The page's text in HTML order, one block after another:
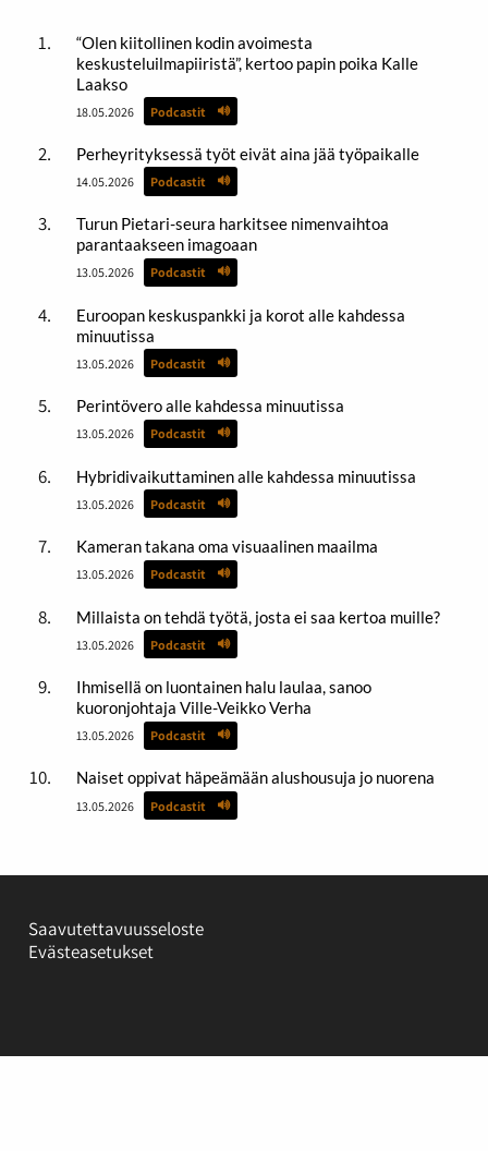
“Olen kiitollinen kodin avoimesta
keskusteluilmapiiristä”, kertoo papin poika Kalle
Laakso
18.05.2026 Podcastit
Perheyrityksessä työt eivät aina jää työpaikalle
14.05.2026 Podcastit
Turun Pietari-seura harkitsee nimenvaihtoa
parantaakseen imagoaan
13.05.2026 Podcastit
Euroopan keskuspankki ja korot alle kahdessa
minuutissa
13.05.2026 Podcastit
Perintövero alle kahdessa minuutissa
13.05.2026 Podcastit
Hybridivaikuttaminen alle kahdessa minuutissa
13.05.2026 Podcastit
Kameran takana oma visuaalinen maailma
13.05.2026 Podcastit
Millaista on tehdä työtä, josta ei saa kertoa muille?
13.05.2026 Podcastit
Ihmisellä on luontainen halu laulaa, sanoo
kuoronjohtaja Ville-Veikko Verha
13.05.2026 Podcastit
Naiset oppivat häpeämään alushousuja jo nuorena
13.05.2026 Podcastit
Saavutettavuusseloste
Evästeasetukset